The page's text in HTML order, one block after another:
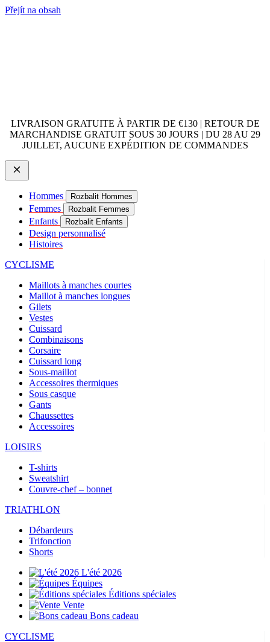
Přejít na obsah
LIVRAISON GRATUITE À PARTIR DE €130 | RETOUR DE
MARCHANDISE GRATUIT SOUS 30 JOURS | DU 28 AU 29
JUILLET, AUCUNE EXPÉDITION DE COMMANDES
Hommes Rozbalit Hommes
Femmes Rozbalit Femmes
Enfants Rozbalit Enfants
Design personnalisé
Histoires
CYCLISME
Maillots à manches courtes
Maillot à manches longues
Gilets
Vestes
Cuissard
Combinaisons
Corsaire
Cuissard long
Sous-maillot
Accessoires thermiques
Sous casque
Gants
Chaussettes
Accessoires
LOISIRS
T-shirts
Sweatshirt
Couvre-chef – bonnet
TRIATHLON
Débardeurs
Trifonction
Shorts
L'été 2026
Équipes
Éditions spéciales
Vente
Bons cadeau
CYCLISME